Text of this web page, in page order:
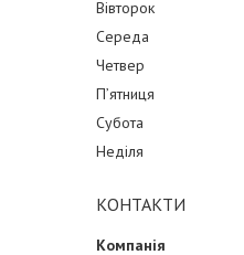
Вівторок
Середа
Четвер
Пʼятниця
Субота
Неділя
КОНТАКТИ